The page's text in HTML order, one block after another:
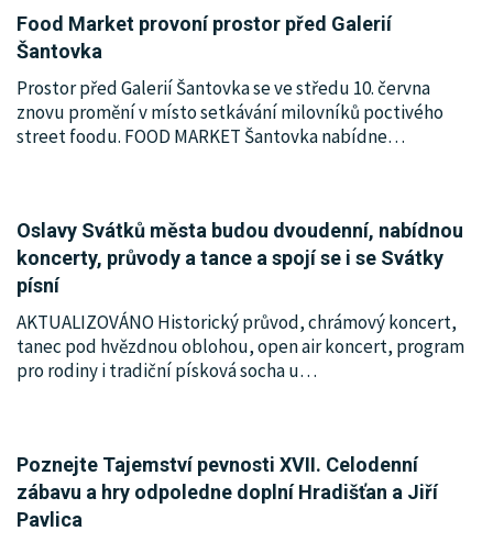
Food Market provoní prostor před Galerií
Šantovka
Prostor před Galerií Šantovka se ve středu 10. června
znovu promění v místo setkávání milovníků poctivého
street foodu. FOOD MARKET Šantovka nabídne…
Oslavy Svátků města budou dvoudenní, nabídnou
koncerty, průvody a tance a spojí se i se Svátky
písní
AKTUALIZOVÁNO Historický průvod, chrámový koncert,
tanec pod hvězdnou oblohou, open air koncert, program
pro rodiny i tradiční písková socha u…
Poznejte Tajemství pevnosti XVII. Celodenní
zábavu a hry odpoledne doplní Hradišťan a Jiří
Pavlica